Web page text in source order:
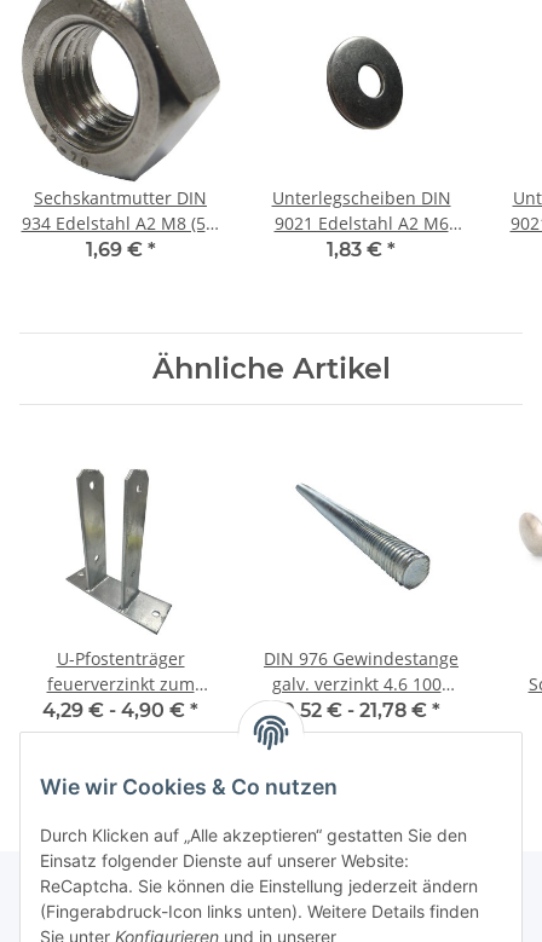
Sechskantmutter DIN
934 Edelstahl A2 M8 (50)
Stück
1,69 € *
Unterlegscheiben DIN
9021 Edelstahl A2 M6
(100) Stück
1,83 € *
Ähnliche Artikel
U-Pfostenträger
feuerverzinkt zum
aufdübeln mit
Seitenlasche
4,29 € - 4,90 € *
DIN 976 Gewindestange
galv. verzinkt 4.6 1000
mm
0,52 € - 21,78 € *
Wie wir Cookies & Co nutzen
Durch Klicken auf „Alle akzeptieren“ gestatten Sie den
Einsatz folgender Dienste auf unserer Website:
ReCaptcha. Sie können die Einstellung jederzeit ändern
(Fingerabdruck-Icon links unten). Weitere Details finden
Sie unter Konfigurieren und in unserer